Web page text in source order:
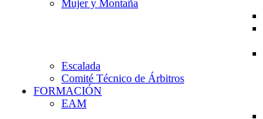
Mujer y Montaña
Escalada
Comité Técnico de Árbitros
FORMACIÓN
EAM